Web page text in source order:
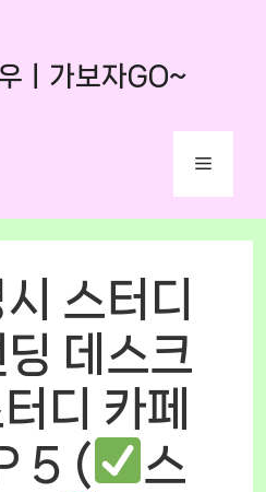
ㅣ가보자GO~
Menu
스터디
데스크
디 카페
5 (
스